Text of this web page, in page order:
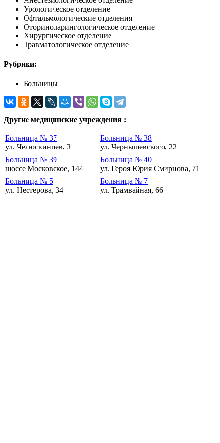
Урологическое отделение
Офтальмологические отделения
Оториноларингологическое отделение
Хирургическое отделение
Травматологическое отделение
Рубрики:
Больницы
Другие медицинские учреждения :
Больница № 37
ул. Челюскинцев, 3
Больница № 38
ул. Чернышевского, 22
Больница № 39
шоссе Московское, 144
Больница № 40
ул. Героя Юрия Смирнова, 71
Больница № 5
ул. Нестерова, 34
Больница № 7
ул. Трамвайная, 66